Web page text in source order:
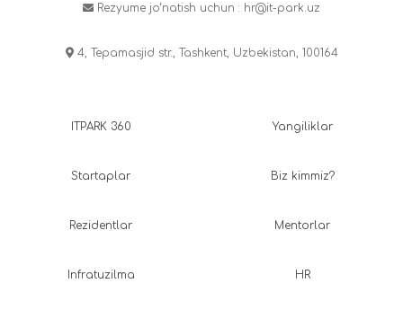
Rezyume jo‘natish uchun : hr@it-park.uz
4, Tepamasjid str., Tashkent, Uzbekistan, 100164
ITPARK 360
Startaplar
Rezidentlar
Infratuzilma
Yangiliklar
Biz kimmiz?
Mentorlar
HR